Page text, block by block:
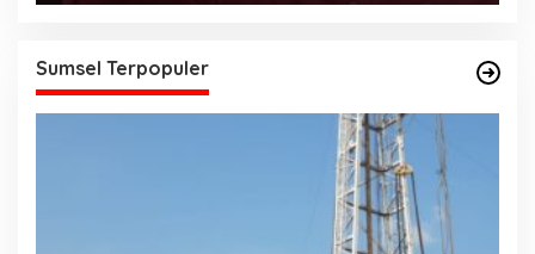
Sumsel Terpopuler